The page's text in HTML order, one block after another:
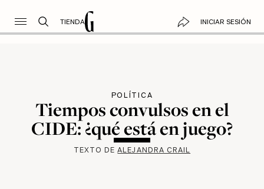
TIENDA INICIAR SESIÓN
POLÍTICA
Tiempos convulsos en el
CIDE: ¿qué está en juego?
TEXTO DEALEJANDRA CRAIL